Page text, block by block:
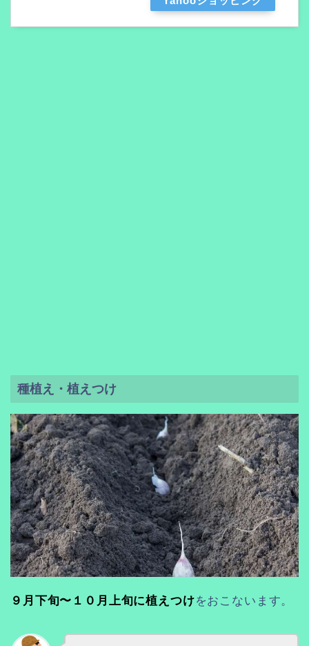
種植え・植えつけ
９月下旬〜１０月上旬に植えつけをおこないます。